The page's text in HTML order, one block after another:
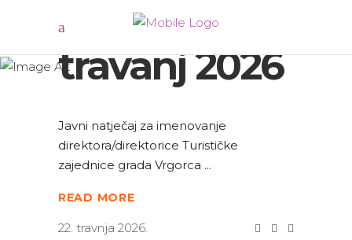
travanj 2026
Javni natječaj za imenovanje
direktora/direktorice Turističke
zajednice grada Vrgorca
READ MORE
22. travnja 2026.